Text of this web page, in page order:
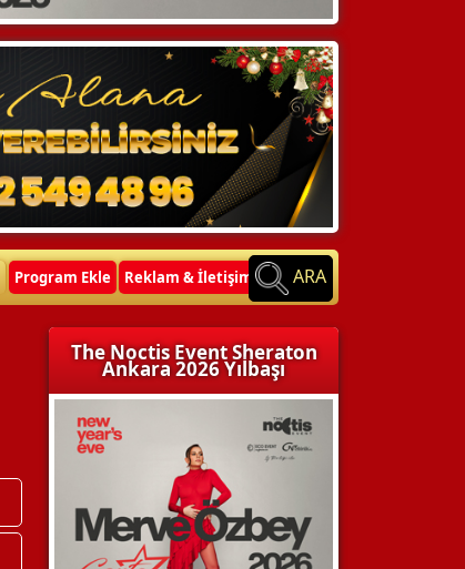
Program Ekle Reklam & İletişim ARA
The Noctis Event Sheraton
Ankara 2026 Yılbaşı